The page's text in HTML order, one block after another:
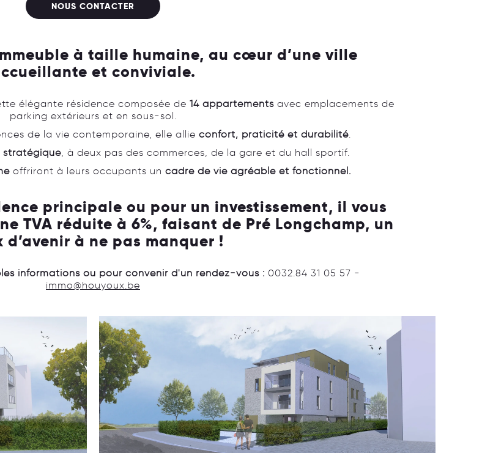
NOUS CONTACTER
à taille humaine, au cœur d’une ville
et conviviale.
élégante résidence composée de 14 appartements avec emplacements de
parking extérieurs et en sous-sol.
de la vie contemporaine, elle allie confort, praticité et durabilité.
stratégique, à deux pas des commerces, de la gare et du hall sportif.
offriront à leurs occupants un cadre de vie agréable et fonctionnel.
principale ou pour un investissement, il vous
TVA réduite à 6%, faisant de Pré Longchamp, un
d’avenir à ne pas manquer !
informations ou pour convenir d'un rendez-vous : 0032.84 31 05 57 -
immo@houyoux.be